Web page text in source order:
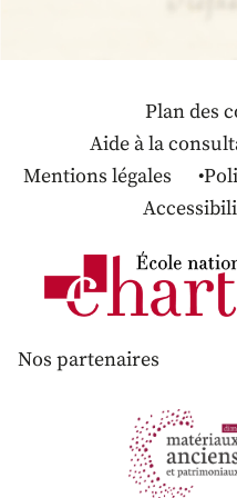
Plan des
Aide à la
Mentions légales
Nos partenaires